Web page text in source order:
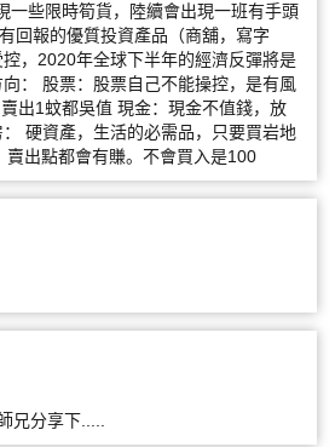
一些限時筍貨，陸續會出現一班有手頭
回報的優質投資產品（商舖，寫字
，2020年全球下半年的經濟反彈將是
： 股票：股票自己不能操控，是有風
出1蚊都吳值 現金：現金不值錢，放
硬資產，生活的必需品，只要買岩地
出點都會有賺。不會買入是100
兄分享下.....